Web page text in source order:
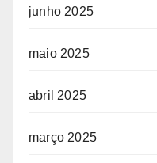
junho 2025
maio 2025
abril 2025
março 2025